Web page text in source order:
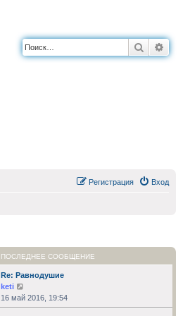
Поиск
Вход
Регистрация
ПОСЛЕДНЕЕ СООБЩЕНИЕ
Re: Равнодушие
keti
к
последнему
16 май 2016, 19:54